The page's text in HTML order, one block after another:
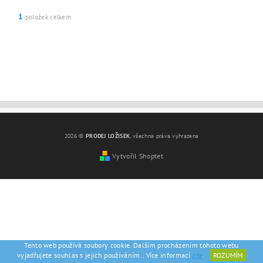
1 položek celkem
2026 © PRODEJ LOŽISEK, všechna práva vyhrazena
Vytvořil Shoptet
Tento web používá soubory cookie. Dalším procházením tohoto webu
vyjadřujete souhlas s jejich používáním.. Více informací zde. ROZUMÍM